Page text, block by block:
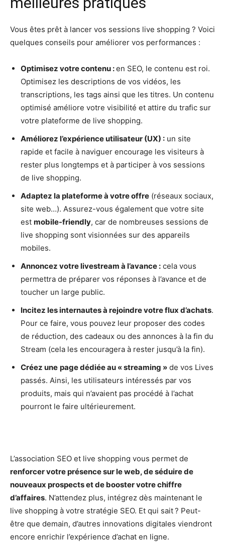
Vous êtes prêt à lancer vos sessions live shopping ? Voici
quelques conseils pour améliorer vos performances :
Optimisez votre contenu :en SEO, le contenu est roi.
Optimisez les descriptions de vos vidéos, les
transcriptions, les tags ainsi que les titres. Un contenu
optimisé améliore votre visibilité et attire du trafic sur
votre plateforme de live shopping.
Améliorez l’expérience utilisateur (UX) : un site
rapide et facile à naviguer encourage les visiteurs à
rester plus longtemps et à participer à vos sessions
de live shopping.
Adaptez la plateforme à votre offre (réseaux sociaux,
site web…). Assurez-vous également que votre site
est mobile-friendly, car de nombreuses sessions de
live shopping sont visionnées sur des appareils
mobiles.
Annoncez votre livestream à l’avance : cela vous
permettra de préparer vos réponses à l’avance et de
toucher un large public.
Incitez les internautes à rejoindre votre flux d’achats.
Pour ce faire, vous pouvez leur proposer des codes
de réduction, des cadeaux ou des annonces à la fin du
Stream (cela les encouragera à rester jusqu’à la fin).
Créez une page dédiée au « streaming » de vos Lives
passés. Ainsi, les utilisateurs intéressés par vos
produits, mais qui n’avaient pas procédé à l’achat
pourront le faire ultérieurement.
L’association SEO et live shopping vous permet de
renforcer votre présence sur le web, de séduire de
nouveaux prospects et de booster votre chiffre
d’affaires. N’attendez plus, intégrez dès maintenant le
live shopping à votre stratégie SEO. Et qui sait ? Peut-
être que demain, d’autres innovations digitales viendront
encore enrichir l’expérience d’achat en ligne.